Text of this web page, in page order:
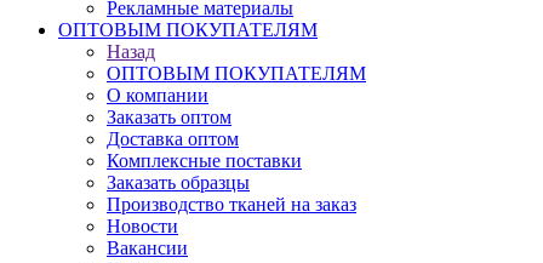
Рекламные материалы
ОПТОВЫМ ПОКУПАТЕЛЯМ
Назад
ОПТОВЫМ ПОКУПАТЕЛЯМ
О компании
Заказать оптом
Доставка оптом
Комплексные поставки
Заказать образцы
Производство тканей на заказ
Новости
Вакансии